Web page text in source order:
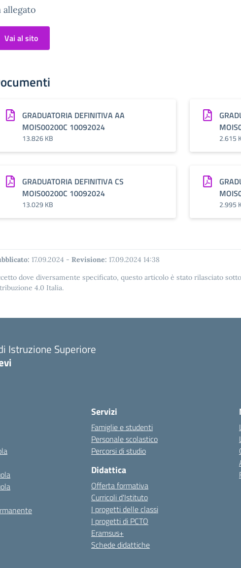
allegato
Vai al sito
GRADUATORIA DEFINITIVA AA
MOIS00200C 10092024
13.826 KB 2.615
GRADUATORIA DEFINITIVA CS
MOIS00200C 10092024
13.029 KB 2.995
17.09.2024 - Revisione: 17.09.2024 14:38
dove diversamente specificato, questo articolo è stato rilasciato
4.0 Italia.
Istruzione Superiore
Servizi
Famiglie e studenti
Personale scolastico
Percorsi di studio
Didattica
Offerta formativa
Curricoli d'Istituto
I progetti delle classi
I progetti di PCTO
Eramsus+
Schede didattiche